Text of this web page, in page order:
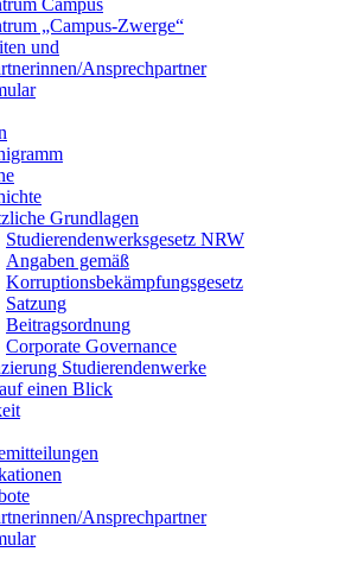
Campus
„Campus-Zwerge“
und
Ansprechpartner
Grundlagen
Studierendenwerksgesetz NRW
Angaben gemäß
Korruptionsbekämpfungsgesetz
Satzung
Beitragsordnung
Corporate Governance
Studierendenwerke
einen Blick
Ansprechpartner